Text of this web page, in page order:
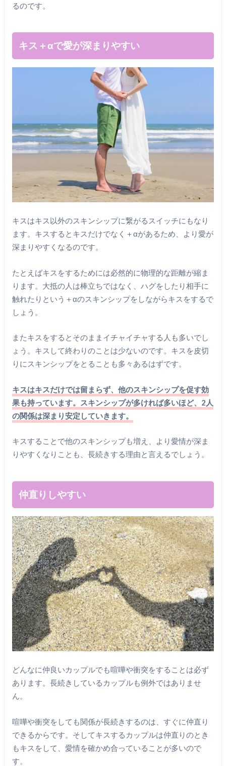
るのです。
キス＋αで愛が深まりやすい
キスはキス以外のスキンシップに繋がるスイッチにもなり
ます。キスするとキスだけでなく＋αがあるため、より愛が
深まりやすくなるのです。
たとえばキスをするためには必然的に物理的な距離が縮ま
ります。大抵の人は棒立ちではなく、ハグをしたり相手に
触れたりという＋αのスキンシップをしながらキスをするで
しょう。
またキスをするとそのままイチャイチャする人も多いでし
ょう。キスして終わりのことは少ないのです。キスを皮切
りにスキンシップをとることも多々あるはずです。
キスはキスだけでは留まらず、他のスキンシップを促す効
果も持っています。スキンシップが多ければ多いほど、2人
の関係は深まり安定していきます。
キスすることで他のスキンシップも増え、より愛情が深ま
りやすくなりことも、長続きする理由と言えるでしょう。
仲直りしやすい
どんなに仲良いカップルでも喧嘩や衝突をすることは必ず
あります。長続きしているカップルも例外ではありませ
ん。
喧嘩や衝突をしても関係が長続きするのは、すぐに仲直り
できるからです。そしてキスするカップルは仲直りのとき
もキスをして、愛情を確かめ合っていることが多いので
す。